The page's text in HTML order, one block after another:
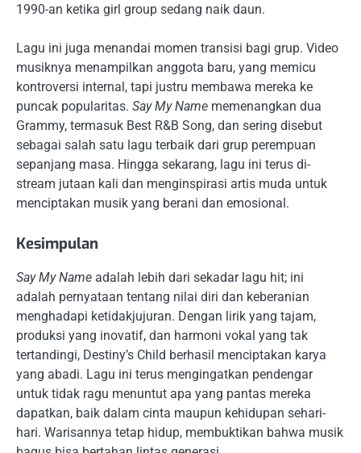
1990-an ketika girl group sedang naik daun.
Lagu ini juga menandai momen transisi bagi grup. Video
musiknya menampilkan anggota baru, yang memicu
kontroversi internal, tapi justru membawa mereka ke
puncak popularitas. Say My Name memenangkan dua
Grammy, termasuk Best R&B Song, dan sering disebut
sebagai salah satu lagu terbaik dari grup perempuan
sepanjang masa. Hingga sekarang, lagu ini terus di-
stream jutaan kali dan menginspirasi artis muda untuk
menciptakan musik yang berani dan emosional.
Kesimpulan
Say My Name adalah lebih dari sekadar lagu hit; ini
adalah pernyataan tentang nilai diri dan keberanian
menghadapi ketidakjujuran. Dengan lirik yang tajam,
produksi yang inovatif, dan harmoni vokal yang tak
tertandingi, Destiny’s Child berhasil menciptakan karya
yang abadi. Lagu ini terus mengingatkan pendengar
untuk tidak ragu menuntut apa yang pantas mereka
dapatkan, baik dalam cinta maupun kehidupan sehari-
hari. Warisannya tetap hidup, membuktikan bahwa musik